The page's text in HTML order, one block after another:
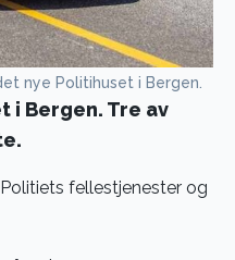
nye Politihuset i Bergen.
i Bergen. Tre av
fellestjenester og